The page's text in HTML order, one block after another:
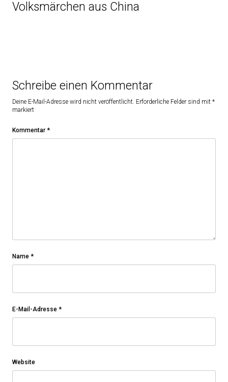
Volksmärchen aus China
Schreibe einen Kommentar
Deine E-Mail-Adresse wird nicht veröffentlicht. Erforderliche Felder sind mit *
markiert
Kommentar *
Name *
E-Mail-Adresse *
Website